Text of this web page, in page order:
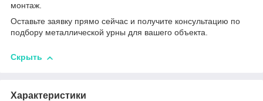
монтаж.
Оставьте заявку прямо сейчас и получите консультацию по
подбору металлической урны для вашего объекта.
Скрыть
Характеристики